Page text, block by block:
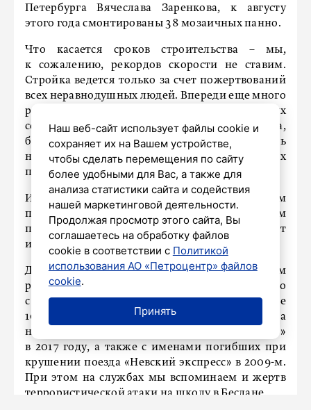
Петербурга Вячеслава Заренкова, к августу
этого года смонтированы 38 мозаичных панно.
Что касается сроков строительства – мы,
к сожалению, рекордов скорости не ставим.
Стройка ведется только за счет пожертвований
всех неравнодушных людей. Впереди еще много
работы – монтаж внутренних инженерных
сетей, штукатурка, роспись храма,
благоустройство территории. Тут мы очень
надеемся на помощь неравнодушных
петербуржцев.
Из года в год 31 октября мы совершаем
панихиду по всем погибшим над Синайским
полуостровом, и сегодняшний день не станет
исключением.
Добавлю, в верхнем храме мы планируем
разместить памятные доски не только
с именами тех, кто погиб в авиакатастрофе
10 лет назад, но и с именами жертв теракта
на станции метро «Технологический институт»
в 2017 году, а также с именами погибших при
крушении поезда «Невский экспресс» в 2009-м.
При этом на службах мы вспоминаем и жертв
террористической атаки на школу в Беслане.
Наш веб-сайт использует файлы cookie и
сохраняет их на Вашем устройстве,
чтобы сделать перемещения по сайту
более удобными для Вас, а также для
анализа статистики сайта и содействия
нашей маркетинговой деятельности.
Продолжая просмотр этого сайта, Вы
соглашаетесь на обработку файлов
cookie в соответствии с Политикой
использования АО «Петроцентр» файлов
cookie.
Принять